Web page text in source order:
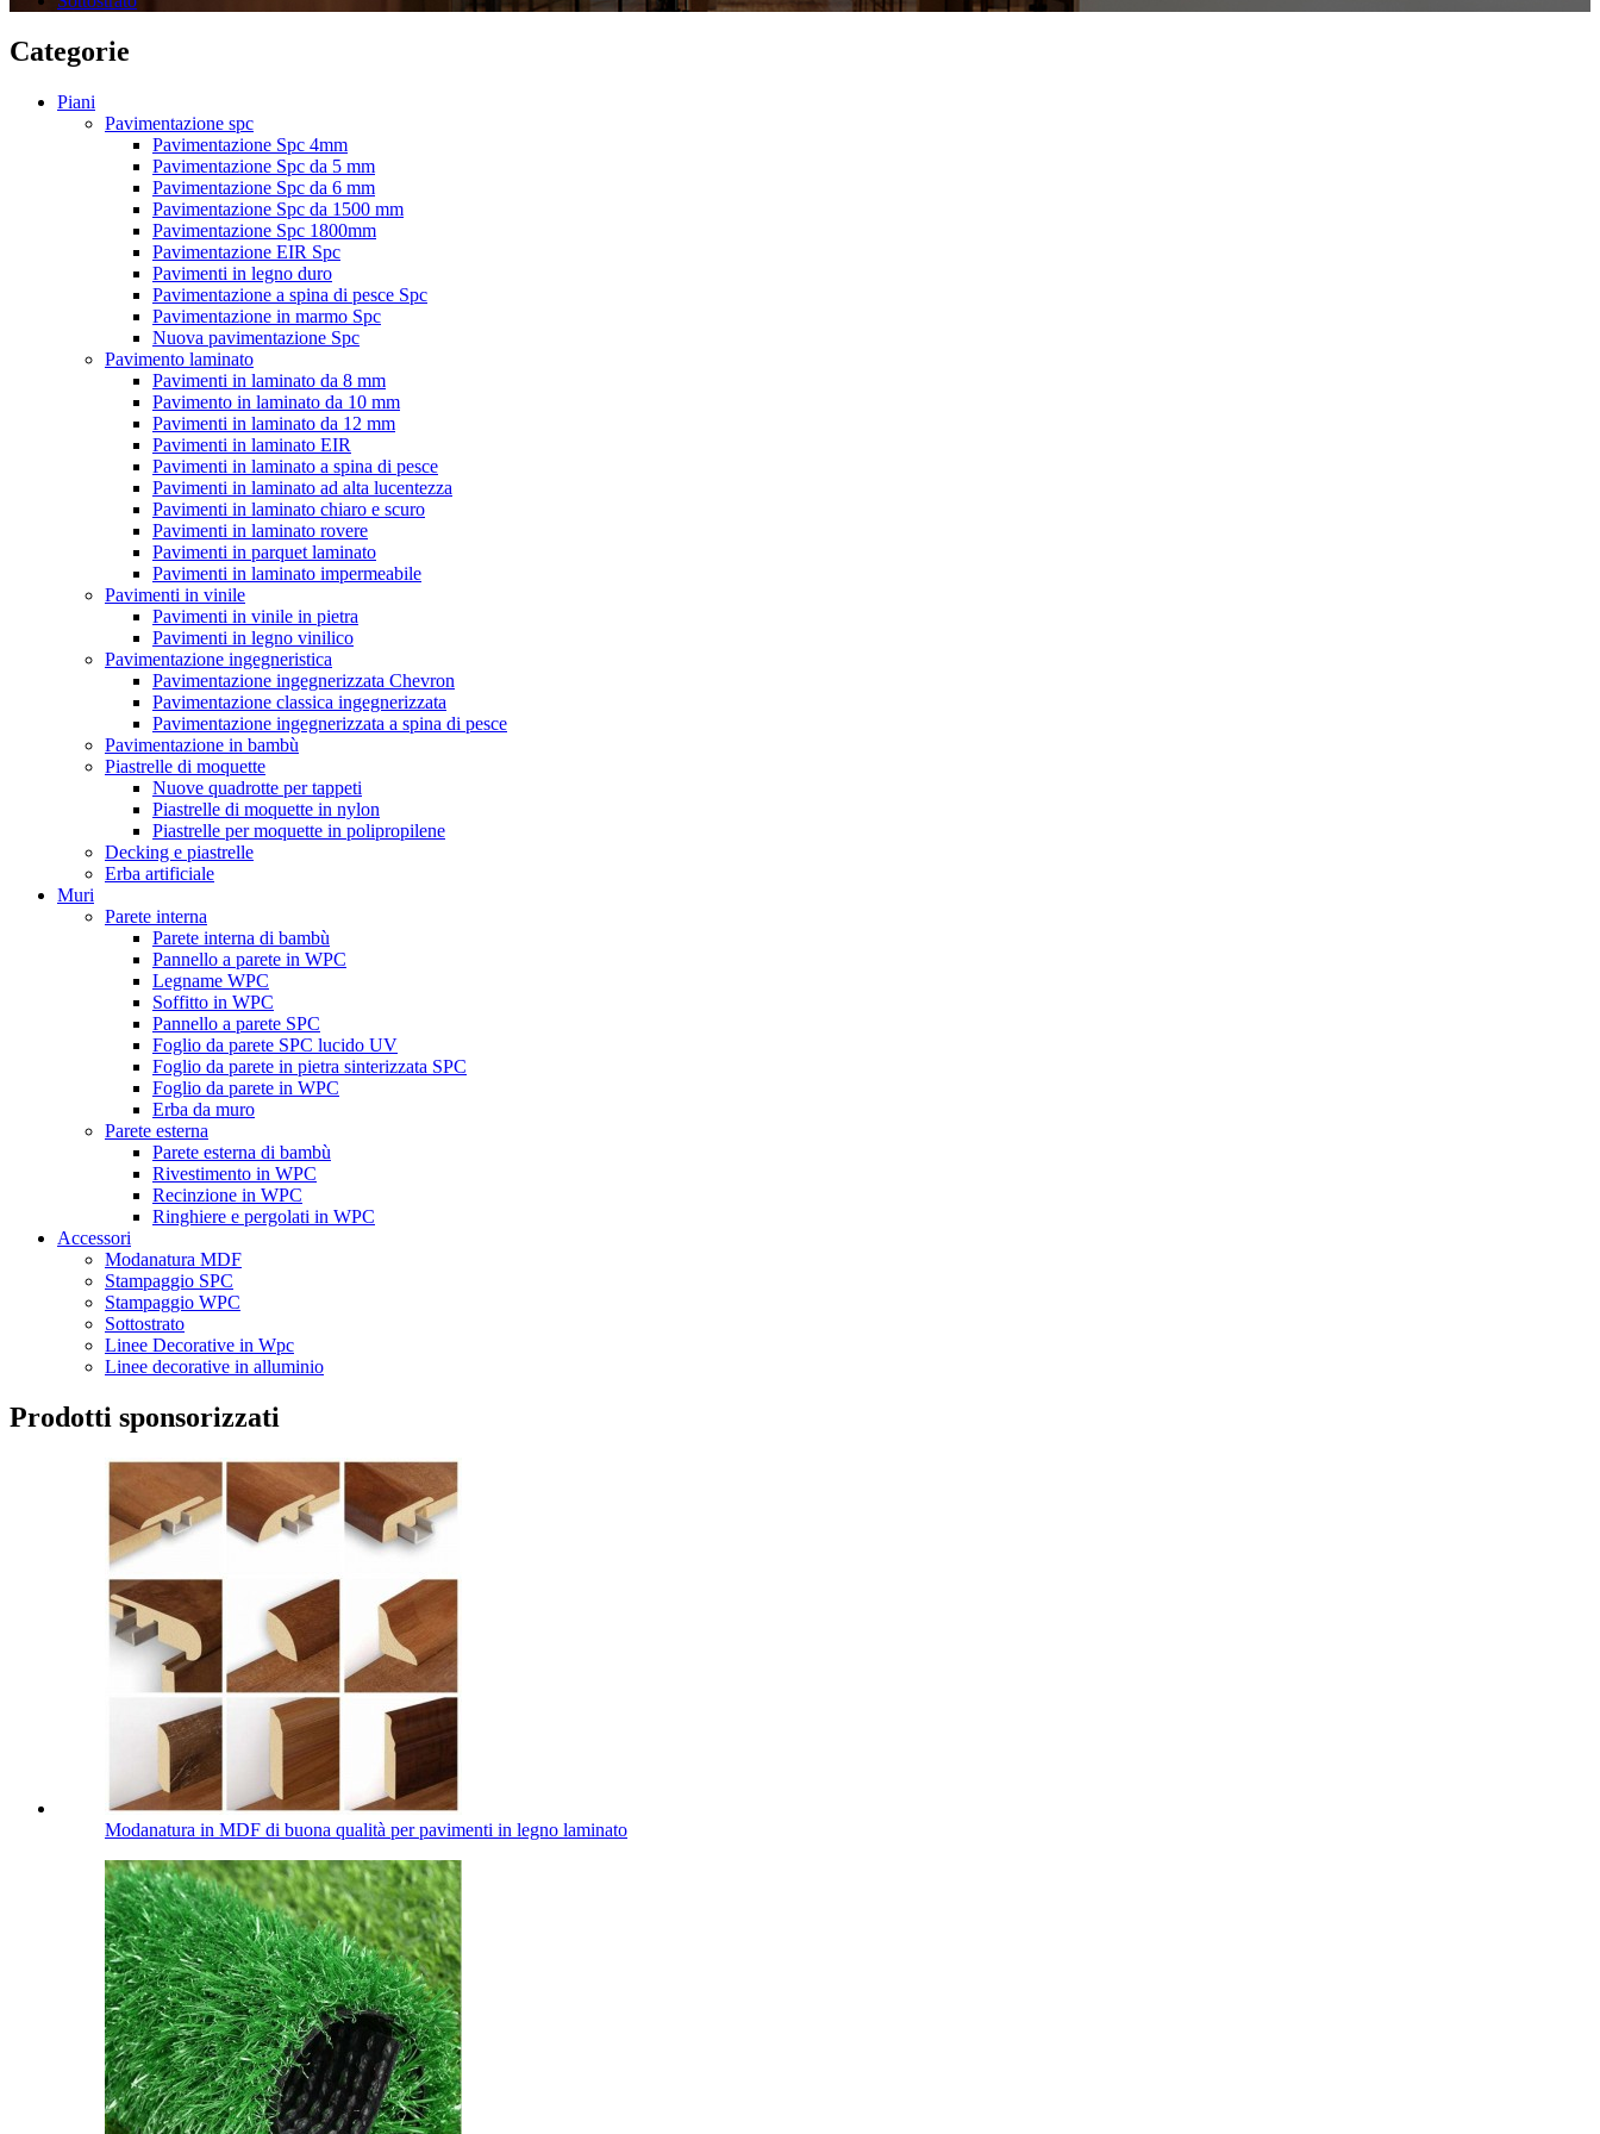
Categorie
Piani
Pavimentazione spc
Pavimentazione Spc 4mm
Pavimentazione Spc da 5 mm
Pavimentazione Spc da 6 mm
Pavimentazione Spc da 1500 mm
Pavimentazione Spc 1800mm
Pavimentazione EIR Spc
Pavimenti in legno duro
Pavimentazione a spina di pesce Spc
Pavimentazione in marmo Spc
Nuova pavimentazione Spc
Pavimento laminato
Pavimenti in laminato da 8 mm
Pavimento in laminato da 10 mm
Pavimenti in laminato da 12 mm
Pavimenti in laminato EIR
Pavimenti in laminato a spina di pesce
Pavimenti in laminato ad alta lucentezza
Pavimenti in laminato chiaro e scuro
Pavimenti in laminato rovere
Pavimenti in parquet laminato
Pavimenti in laminato impermeabile
Pavimenti in vinile
Pavimenti in vinile in pietra
Pavimenti in legno vinilico
Pavimentazione ingegneristica
Pavimentazione ingegnerizzata Chevron
Pavimentazione classica ingegnerizzata
Pavimentazione ingegnerizzata a spina di pesce
Pavimentazione in bambù
Piastrelle di moquette
Nuove quadrotte per tappeti
Piastrelle di moquette in nylon
Piastrelle per moquette in polipropilene
Decking e piastrelle
Erba artificiale
Muri
Parete interna
Parete interna di bambù
Pannello a parete in WPC
Legname WPC
Soffitto in WPC
Pannello a parete SPC
Foglio da parete SPC lucido UV
Foglio da parete in pietra sinterizzata SPC
Foglio da parete in WPC
Erba da muro
Parete esterna
Parete esterna di bambù
Rivestimento in WPC
Recinzione in WPC
Ringhiere e pergolati in WPC
Accessori
Modanatura MDF
Stampaggio SPC
Stampaggio WPC
Sottostrato
Linee Decorative in Wpc
Linee decorative in alluminio
Prodotti sponsorizzati
Modanatura in MDF di buona qualità per pavimenti in legno laminato